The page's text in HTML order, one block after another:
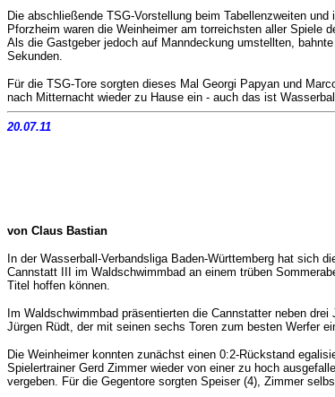
Die abschließende TSG-Vorstellung beim Tabellenzweiten
Pforzheim waren die Weinheimer am torreichsten aller Spiele
Als die Gastgeber jedoch auf Manndeckung umstellten,
Sekunden.
Für die TSG-Tore sorgten dieses Mal Georgi Papyan und
nach Mitternacht wieder zu Hause ein - auch das ist
20.07.11
von Claus Bastian
In der Wasserball-Verbandsliga Baden-Württemberg hat sich
Cannstatt III im Waldschwimmbad an einem trüben
Titel hoffen können.
Im Waldschwimmbad präsentierten die Cannstatter neben
Jürgen Rüdt, der mit seinen sechs Toren zum besten Werfer
Die Weinheimer konnten zunächst einen 0:2-Rückstand
Spielertrainer Gerd Zimmer wieder von einer zu hoch
vergeben. Für die Gegentore sorgten Speiser (4), Zimmer